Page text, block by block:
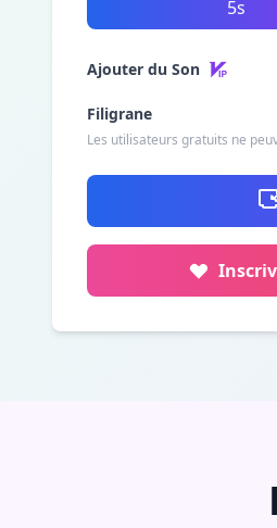
5s
Ajouter du Son
Filigrane
Les utilisateurs gratuits ne